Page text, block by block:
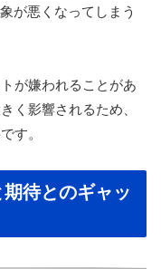
が悪くなってしまう
が嫌われることがあ
く影響されるため、
す。
待とのギャッ